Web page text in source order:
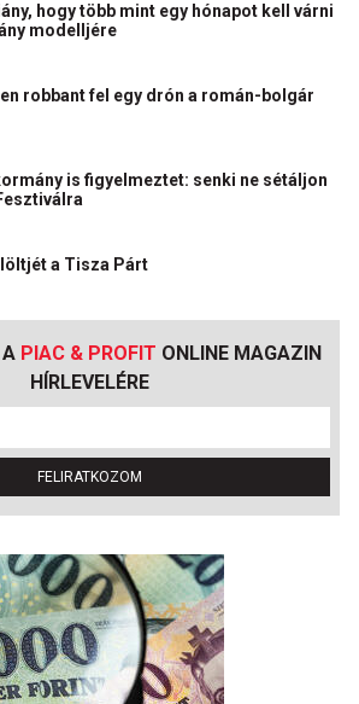
hogy több mint egy hónapot kell várni
modelljére
robbant fel egy drón a román-bolgár
is figyelmeztet: senki ne sétáljon
a Tisza Párt
PIAC & PROFIT ONLINE MAGAZIN
HÍRLEVELÉRE
FELIRATKOZOM